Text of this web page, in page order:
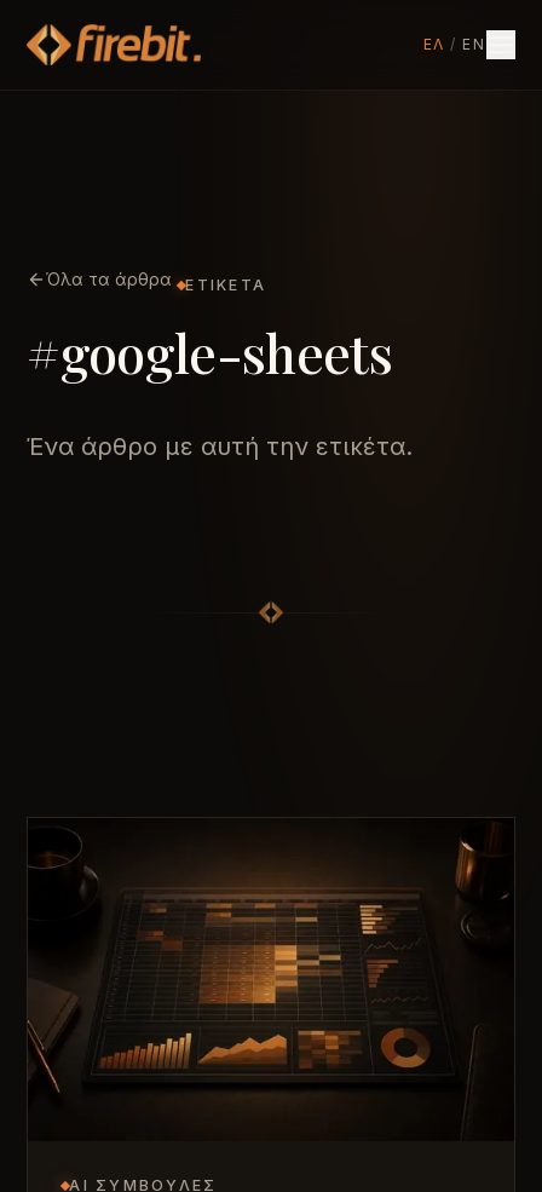
ΕΛ / EN
Όλα τα άρθρα ΕΤΙΚΈΤΑ
#google-sheets
Ένα άρθρο με αυτή την ετικέτα.
AI ΣΥΜΒΟΥΛΈΣ